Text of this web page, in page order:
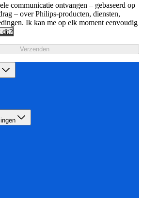
communicatie ontvangen – gebaseerd op
– over Philips-producten, diensten,
Ik kan me op elk moment eenvoudig
dit?
Verzenden